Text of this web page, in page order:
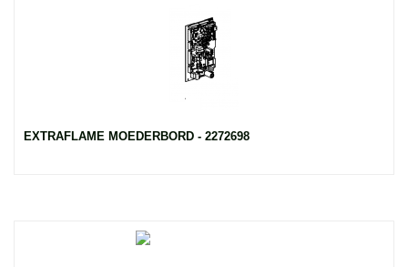
EXTRAFLAME MOEDERBORD - 2272698